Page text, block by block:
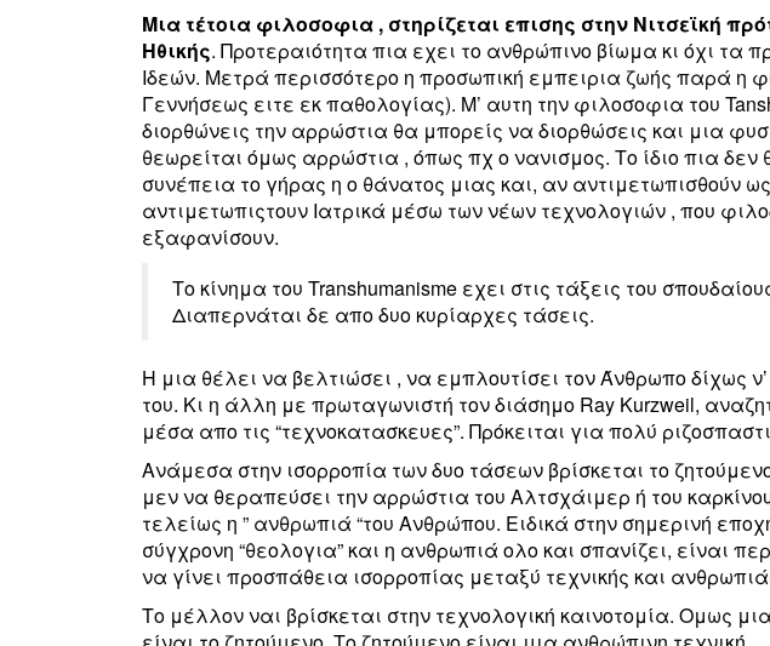
Μια τέτοια φιλοσοφια , στηρίζεται επισης στην Νιτσεϊκή
Ηθικής. Προτεραιότητα πια εχει το ανθρώπινο βίωμα κι όχι τα
Ιδεών. Μετρά περισσότερο η προσωπική εμπειρια ζωής παρά η
Γεννήσεως ειτε εκ παθολογίας). Μ’ αυτη την φιλοσοφια του
διορθώνεις την αρρώστια θα μπορείς να διορθώσεις και μια
θεωρείται όμως αρρώστια , όπως πχ ο νανισμος. Το ίδιο πια δεν
συνέπεια το γήρας η ο θάνατος μιας και, αν αντιμετωπισθούν
αντιμετωπιςτουν Ιατρικά μέσω των νέων τεχνολογιών , που
εξαφανίσουν.
Το κίνημα του Transhumanisme εχει στις τάξεις του
Διαπερνάται δε απο δυο κυρίαρχες τάσεις.
Η μια θέλει να βελτιώσει , να εμπλουτίσει τον Άνθρωπο δίχως
του. Κι η άλλη με πρωταγωνιστή τον διάσημο Ray Kurzweil,
μέσα απο τις “τεχνοκατασκευες”. Πρόκειται για πολύ
Ανάμεσα στην ισορροπία των δυο τάσεων βρίσκεται το
μεν να θεραπεύσει την αρρώστια του Αλτσχάιμερ ή του
τελείως η ” ανθρωπιά “του Ανθρώπου. Ειδικά στην σημερινή
σύγχρονη “θεολογια” και η ανθρωπιά ολο και σπανίζει, είναι
να γίνει προσπάθεια ισορροπίας μεταξύ τεχνικής και
Το μέλλον ναι βρίσκεται στην τεχνολογική καινοτομία. Ομως